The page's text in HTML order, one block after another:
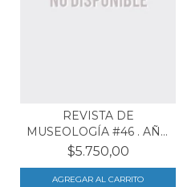
REVISTA DE
MUSEOLOGÍA #46 . AÑO
2009
$5.750,00